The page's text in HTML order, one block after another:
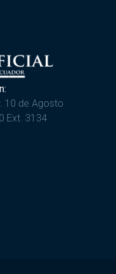
10 de Agosto
Ext. 3134